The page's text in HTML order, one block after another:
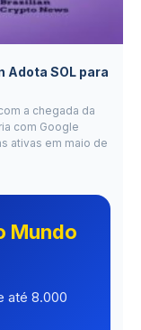
Adota SOL para
a chegada da
com Google
ativas em maio de
Mundo
até 8.000